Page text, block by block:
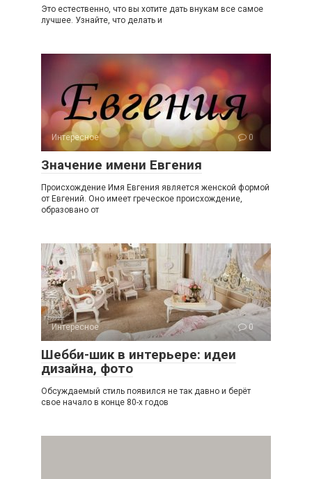
Это естественно, что вы хотите дать внукам все самое
лучшее. Узнайте, что делать и
Интересное 0
Значение имени Евгения
Происхождение Имя Евгения является женской формой
от Евгений. Оно имеет греческое происхождение,
образовано от
Интересное 0
Шебби-шик в интерьере: идеи
дизайна, фото
Обсуждаемый стиль появился не так давно и берёт
свое начало в конце 80-х годов